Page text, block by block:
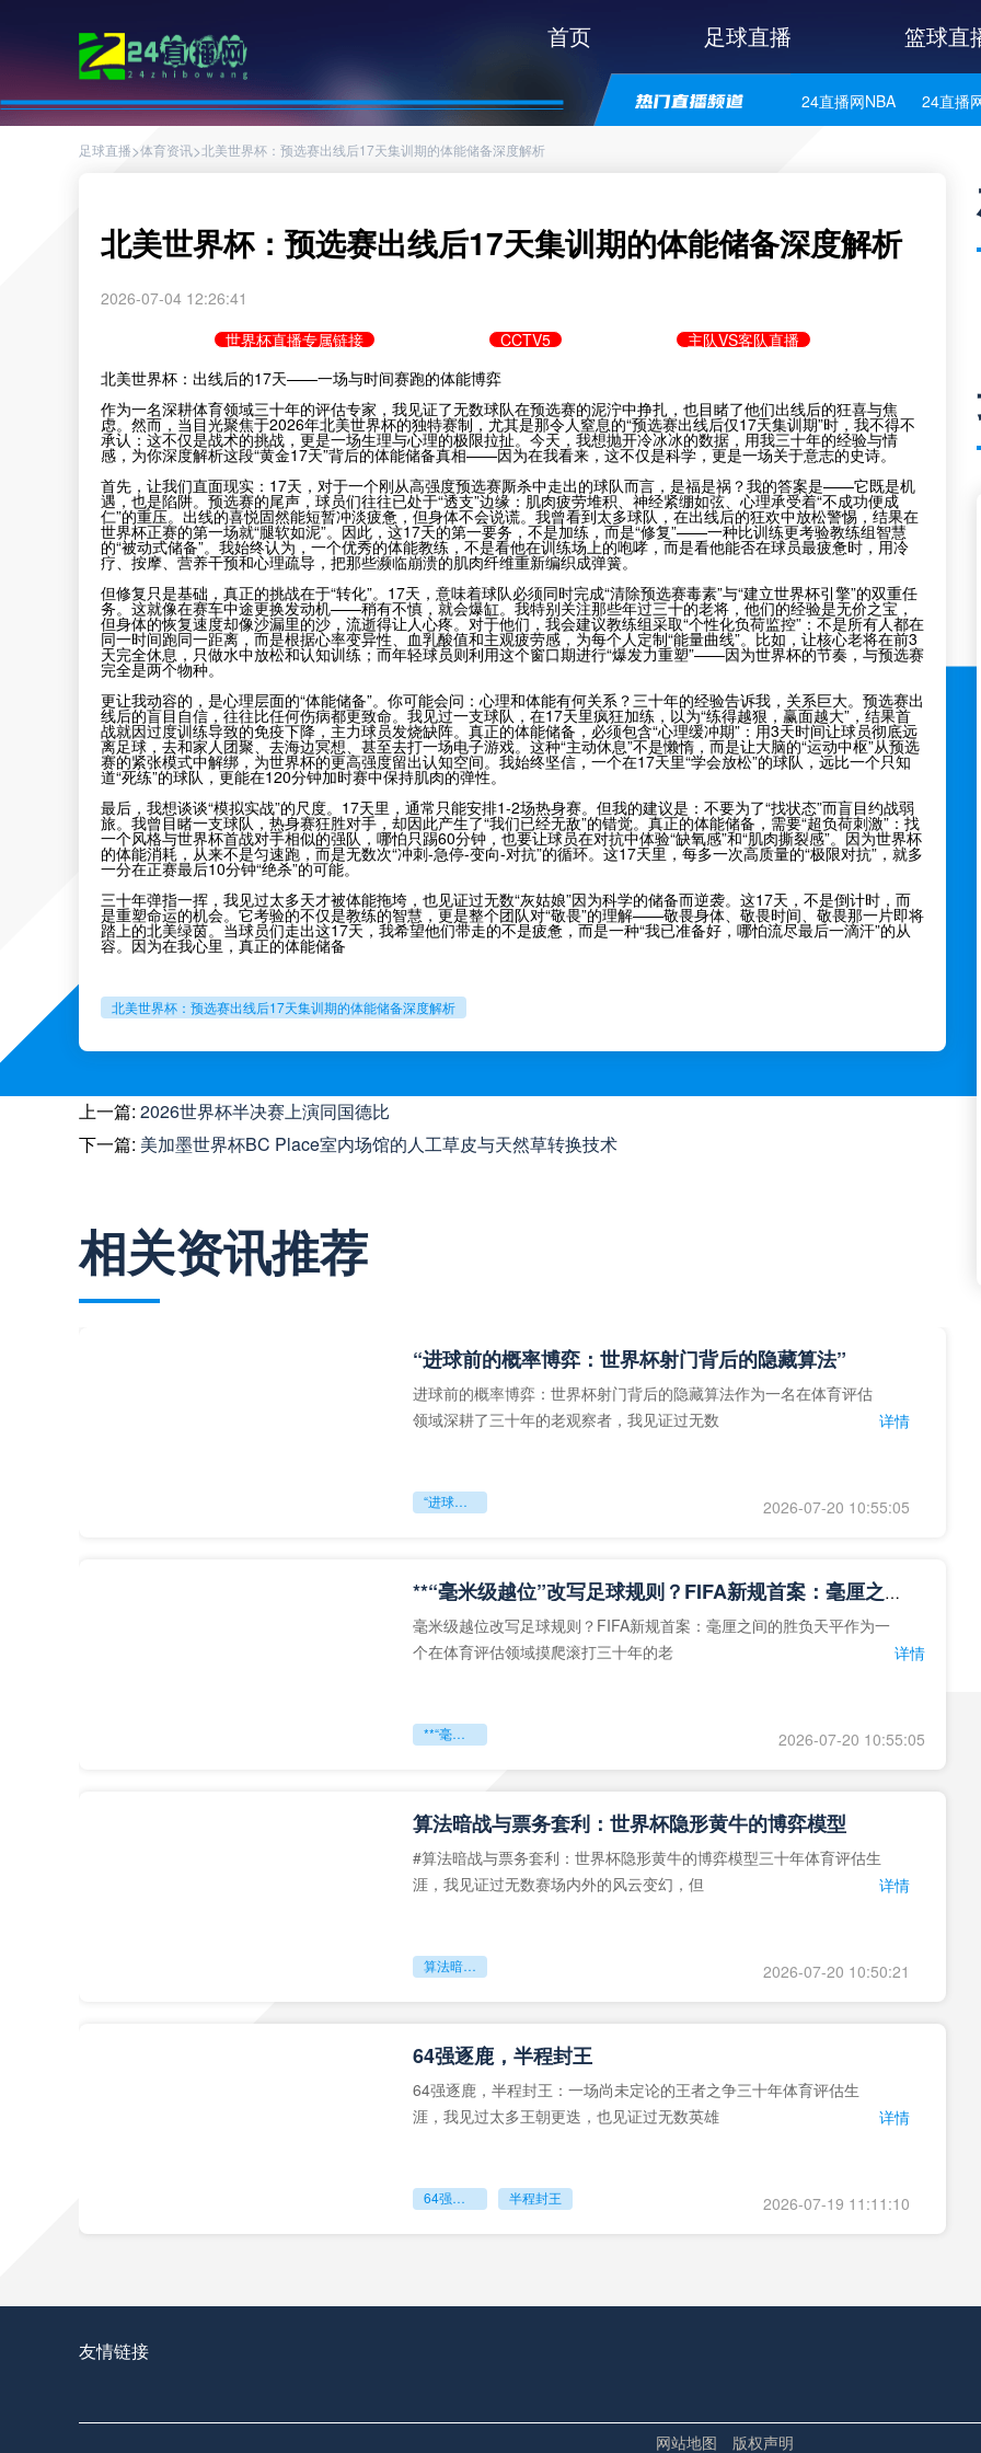
首页 足球直播 篮球直
24直播网NBA 24直播
24直播
24直播网美职业
24
24直播网芬超 24直播
足球直播>体育资讯>北美世界杯：预选赛出线后17天集训期的体能储备深度解析
北美世界杯：预选赛出线后17天集训期的体能储备深度解析
2026-07-04 12:26:41
世界杯直播专属链接
CCTV5
主队VS客队直播
北美世界杯：出线后的17天——一场与时间赛跑的体能博弈
作为一名深耕体育领域三十年的评估专家，我见证了无数球队在预选赛的泥泞中挣扎，也目睹了他们出线后的狂喜与焦
虑。然而，当目光聚焦于2026年北美世界杯的独特赛制，尤其是那令人窒息的“预选赛出线后仅17天集训期”时，我不得不
承认：这不仅是战术的挑战，更是一场生理与心理的极限拉扯。今天，我想抛开冷冰冰的数据，用我三十年的经验与情
感，为你深度解析这段“黄金17天”背后的体能储备真相——因为在我看来，这不仅是科学，更是一场关于意志的史诗。
首先，让我们直面现实：17天，对于一个刚从高强度预选赛厮杀中走出的球队而言，是福是祸？我的答案是——它既是机
遇，也是陷阱。预选赛的尾声，球员们往往已处于“透支”边缘：肌肉疲劳堆积、神经紧绷如弦、心理承受着“不成功便成
仁”的重压。出线的喜悦固然能短暂冲淡疲惫，但身体不会说谎。我曾看到太多球队，在出线后的狂欢中放松警惕，结果在
世界杯正赛的第一场就“腿软如泥”。因此，这17天的第一要务，不是加练，而是“修复”——一种比训练更考验教练组智慧
的“被动式储备”。我始终认为，一个优秀的体能教练，不是看他在训练场上的咆哮，而是看他能否在球员最疲惫时，用冷
疗、按摩、营养干预和心理疏导，把那些濒临崩溃的肌肉纤维重新编织成弹簧。
但修复只是基础，真正的挑战在于“转化”。17天，意味着球队必须同时完成“清除预选赛毒素”与“建立世界杯引擎”的双重任
务。这就像在赛车中途更换发动机——稍有不慎，就会爆缸。我特别关注那些年过三十的老将，他们的经验是无价之宝，
但身体的恢复速度却像沙漏里的沙，流逝得让人心疼。对于他们，我会建议教练组采取“个性化负荷监控”：不是所有人都在
同一时间跑同一距离，而是根据心率变异性、血乳酸值和主观疲劳感，为每个人定制“能量曲线”。比如，让核心老将在前3
天完全休息，只做水中放松和认知训练；而年轻球员则利用这个窗口期进行“爆发力重塑”——因为世界杯的节奏，与预选赛
完全是两个物种。
更让我动容的，是心理层面的“体能储备”。你可能会问：心理和体能有何关系？三十年的经验告诉我，关系巨大。预选赛出
线后的盲目自信，往往比任何伤病都更致命。我见过一支球队，在17天里疯狂加练，以为“练得越狠，赢面越大”，结果首
战就因过度训练导致的免疫下降，主力球员发烧缺阵。真正的体能储备，必须包含“心理缓冲期”：用3天时间让球员彻底远
离足球，去和家人团聚、去海边冥想、甚至去打一场电子游戏。这种“主动休息”不是懒惰，而是让大脑的“运动中枢”从预选
赛的紧张模式中解绑，为世界杯的更高强度留出认知空间。我始终坚信，一个在17天里“学会放松”的球队，远比一个只知
道“死练”的球队，更能在120分钟加时赛中保持肌肉的弹性。
最后，我想谈谈“模拟实战”的尺度。17天里，通常只能安排1-2场热身赛。但我的建议是：不要为了“找状态”而盲目约战弱
旅。我曾目睹一支球队，热身赛狂胜对手，却因此产生了“我们已经无敌”的错觉。真正的体能储备，需要“超负荷刺激”：找
一个风格与世界杯首战对手相似的强队，哪怕只踢60分钟，也要让球员在对抗中体验“缺氧感”和“肌肉撕裂感”。因为世界杯
的体能消耗，从来不是匀速跑，而是无数次“冲刺-急停-变向-对抗”的循环。这17天里，每多一次高质量的“极限对抗”，就多
一分在正赛最后10分钟“绝杀”的可能。
三十年弹指一挥，我见过太多天才被体能拖垮，也见证过无数“灰姑娘”因为科学的储备而逆袭。这17天，不是倒计时，而
是重塑命运的机会。它考验的不仅是教练的智慧，更是整个团队对“敬畏”的理解——敬畏身体、敬畏时间、敬畏那一片即将
踏上的北美绿茵。当球员们走出这17天，我希望他们带走的不是疲惫，而是一种“我已准备好，哪怕流尽最后一滴汗”的从
容。因为在我心里，真正的体能储备
北美世界杯：预选赛出线后17天集训期的体能储备深度解析
上一篇: 2026世界杯半决赛上演同国德比
下一篇: 美加墨世界杯BC Place室内场馆的人工草皮与天然草转换技术
相关资讯推荐
“进球前的概率博弈：世界杯射门背后的隐藏算法”
进球前的概率博弈：世界杯射门背后的隐藏算法作为一名在体育评估
领域深耕了三十年的老观察者，我见证过无数
详情
“进球前的概率博弈：世界杯射门背后的隐藏算法” 2026-07-20 10:55:05
**“毫米级越位”改写足球规则？FIFA新规首案：毫厘之间的胜负天平**
毫米级越位改写足球规则？FIFA新规首案：毫厘之间的胜负天平作为一
个在体育评估领域摸爬滚打三十年的老
详情
**“毫米级越位”改写足球规则？FIFA新规首案：毫厘之间的胜负天平** 2026-07-20 10:55:05
算法暗战与票务套利：世界杯隐形黄牛的博弈模型
#算法暗战与票务套利：世界杯隐形黄牛的博弈模型三十年体育评估生
涯，我见证过无数赛场内外的风云变幻，但
详情
算法暗战与票务套利：世界杯隐形黄牛的博弈模型 2026-07-20 10:50:21
64强逐鹿，半程封王
64强逐鹿，半程封王：一场尚未定论的王者之争三十年体育评估生
涯，我见过太多王朝更迭，也见证过无数英雄
详情
64强逐鹿 半程封王 2026-07-19 11:11:10
**高原判官：2240米海拔上的生理极限与毫秒级执法** 2026-07-19 11:09:15
友情链接
网站地图 版权声明